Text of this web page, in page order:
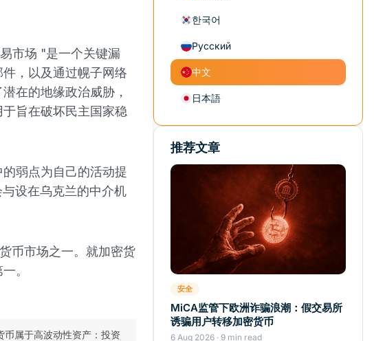
市场 "是一个关键漏
，以及通过幌子网络
在的地缘政治威胁，
旨在破坏民主国家稳
弱点为自己的活动提
设在乌克兰的中介机
币市场之一。就加密货
。
属于高波动性资产：投资
한국어
Русский
中文
日本語
推荐文章
安全
MiCA监管下欧洲诈骗浪潮：假交易所
诱骗用户转移加密货币
6 Aug 2026 · 9 min read